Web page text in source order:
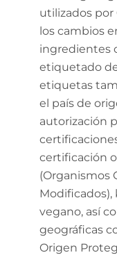
utilizados por
los cambios
ingredientes
etiquetado
etiquetas
el país de
autorización
certificación
(Organismos
vegano, así
geográficas
Origen